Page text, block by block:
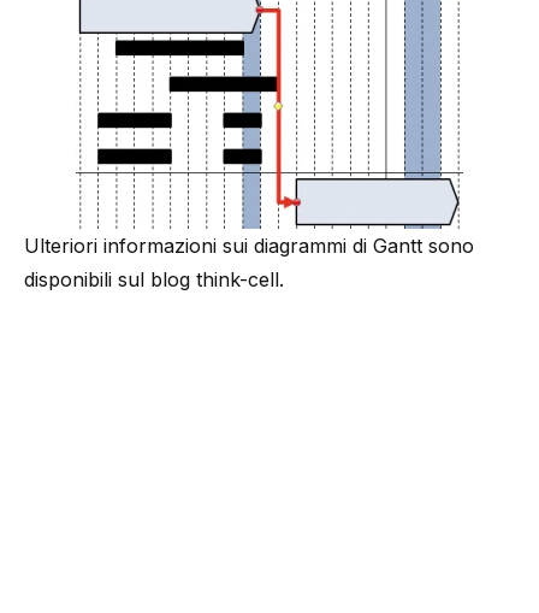
Ulteriori informazioni sui diagrammi di Gantt sono
disponibili sul blog think-cell.